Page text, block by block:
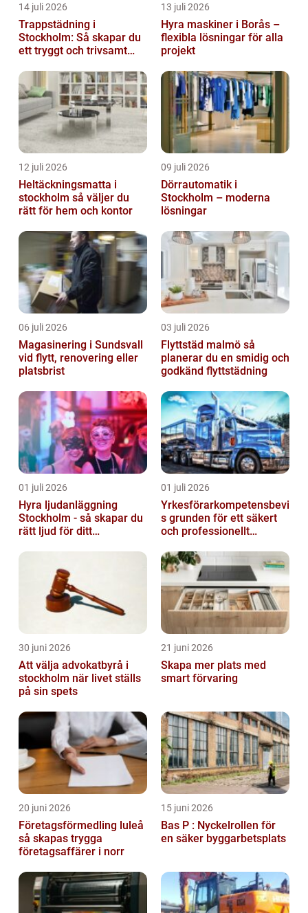
14 juli 2026
Trappstädning i
Stockholm: Så skapar du
ett tryggt och trivsamt
13 juli 2026
Hyra maskiner i Borås –
flexibla lösningar för alla
projekt
12 juli 2026
Heltäckningsmatta i
stockholm så väljer du
rätt för hem och kontor
09 juli 2026
Dörrautomatik i
Stockholm – moderna
lösningar
06 juli 2026
Magasinering i Sundsvall
vid flytt, renovering eller
platsbrist
03 juli 2026
Flyttstäd malmö så
planerar du en smidig och
godkänd flyttstädning
01 juli 2026
Hyra ljudanläggning
Stockholm - så skapar du
rätt ljud för ditt
01 juli 2026
Yrkesförarkompetensbevi
s grunden för ett säkert
och professionellt
30 juni 2026
Att välja advokatbyrå i
stockholm när livet ställs
på sin spets
21 juni 2026
Skapa mer plats med
smart förvaring
20 juni 2026
Företagsförmedling luleå
så skapas trygga
företagsaffärer i norr
15 juni 2026
Bas P : Nyckelrollen för
en säker byggarbetsplats